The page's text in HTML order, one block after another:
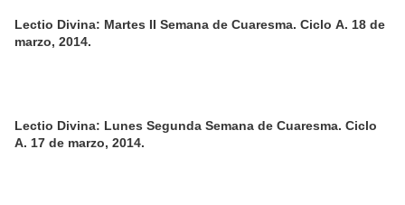
Lectio Divina: Martes II Semana de Cuaresma. Ciclo A. 18 de
marzo, 2014.
Lectio Divina: Lunes Segunda Semana de Cuaresma. Ciclo
A. 17 de marzo, 2014.